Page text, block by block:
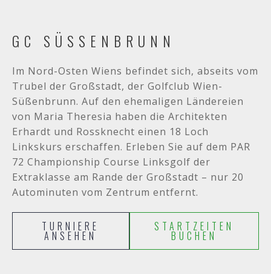
GC SÜSSENBRUNN
Im Nord-Osten Wiens befindet sich, abseits vom
Trubel der Großstadt, der Golfclub Wien-
Süßenbrunn. Auf den ehemaligen Ländereien
von Maria Theresia haben die Architekten
Erhardt und Rossknecht einen 18 Loch
Linkskurs erschaffen. Erleben Sie auf dem PAR
72 Championship Course Linksgolf der
Extraklasse am Rande der Großstadt – nur 20
Autominuten vom Zentrum entfernt.
TURNIERE
ANSEHEN
STARTZEITEN
BUCHEN